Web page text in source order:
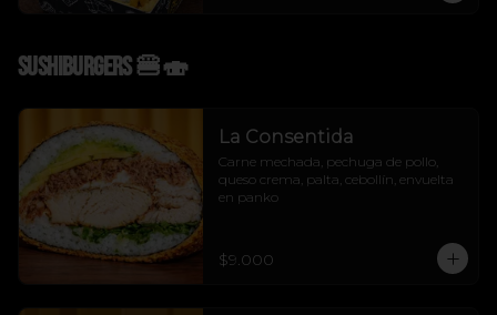
Sushiburgers 🍔🍣
La Consentida
Carne mechada, pechuga de pollo,
queso crema, palta, cebollín, envuelta
en panko
$9.000